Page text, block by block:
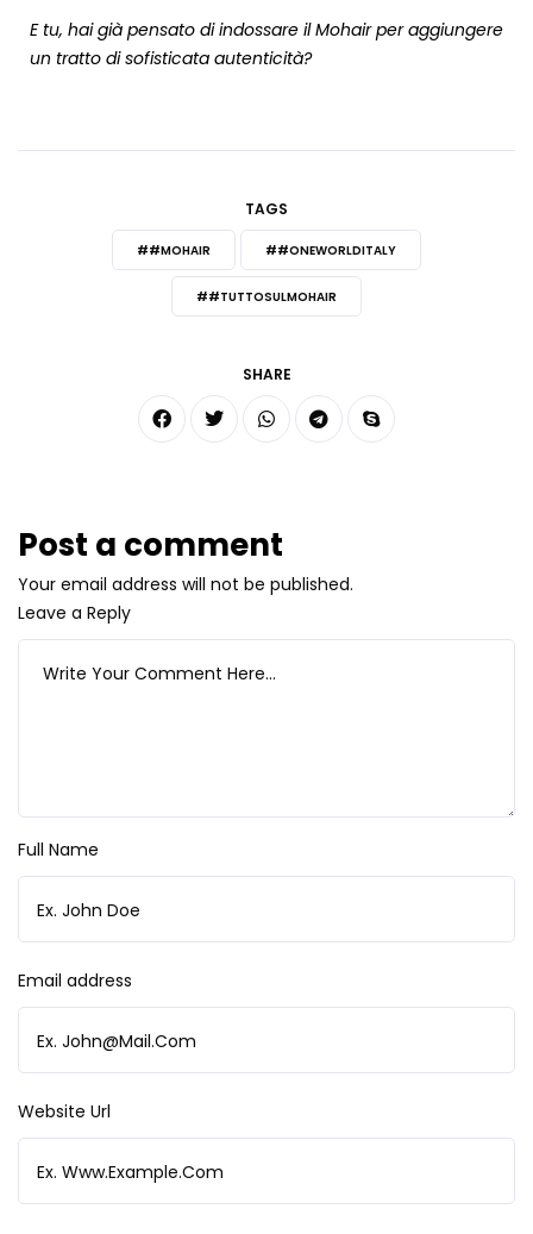
E tu, hai già pensato di indossare il Mohair per aggiungere
un tratto di sofisticata autenticità?
TAGS
##MOHAIR ##ONEWORLDITALY
##TUTTOSULMOHAIR
SHARE
Post a comment
Your email address will not be published.
Leave a Reply
Full Name
Email address
Website Url